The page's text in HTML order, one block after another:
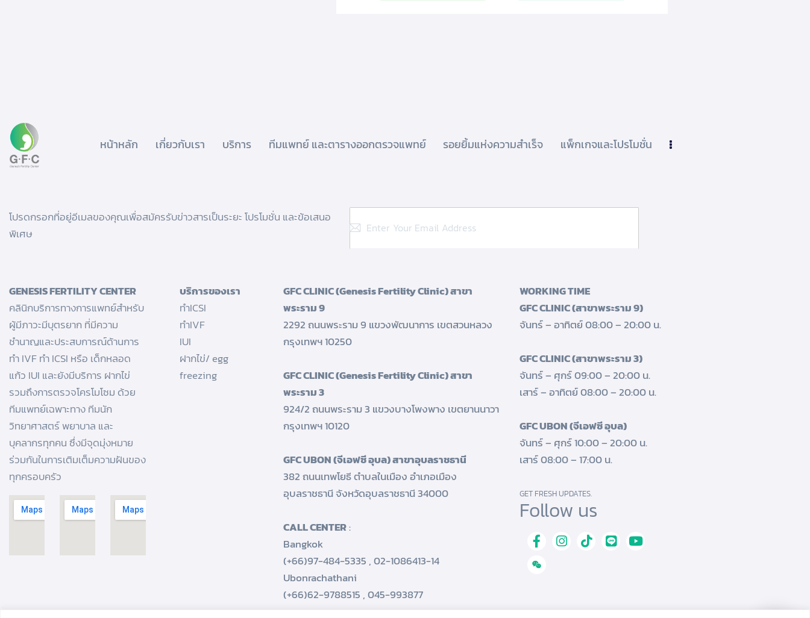
หน้าหลัก เกี่ยวกับเรา บริการ ทีมแพทย์ และตารางออกตรวจแพทย์ รอยยิ้มแห่งความสำเร็จ แพ็กเกจและโปรโมชั่น
โปรดกรอกที่อยู่อีเมลของคุณเพื่อสมัครรับข่าวสารเป็นระยะ โปรโมชั่น และข้อเสนอ
พิเศษ
GENESIS FERTILITY CENTER
คลินิกบริการทางการแพทย์สำหรับ
ผู้มีภาวะมีบุตรยาก ที่มีความ
ชำนาญและประสบการณ์ด้านการ
ทํา IVFทำ ICSI หรือ เด็กหลอด
แก้ว IUI และยังมีบริการ ฝากไข่
รวมถึงการตรวจโครโมโซม ด้วย
ทีมแพทย์เฉพาะทาง ทีมนัก
วิทยาศาสตร์ พยาบาล และ
บุคลากรทุกคน ซึ่งมีจุดมุ่งหมาย
ร่วมกันในการเติมเต็มความฝันของ
ทุกครอบครัว
บริการของเรา
ทำICSI
ทำIVF
IUI
ฝากไข่/ egg
freezing
GFC CLINIC (Genesis Fertility Clinic) สาขา
พระราม 9
2292 ถนนพระราม 9 แขวงพัฒนาการ เขตสวนหลวง
กรุงเทพฯ 10250
GFC CLINIC (Genesis Fertility Clinic) สาขา
พระราม 3
924/2 ถนนพระราม 3 แขวงบางโพงพาง เขตยานนาวา
กรุงเทพฯ 10120
GFC UBON (จีเอฟซี อุบล) สาขาอุบลราชธานี
382 ถนนเทพโยธี ตำบลในเมือง อำเภอเมือง
อุบลราชธานี จังหวัดอุบลราชธานี 34000
CALL CENTER:
Bangkok
(+66)97-484-5335 ,02-1086413-14
Ubonrachathani
(+66)62-9788515 ,045-993877
WORKING TIME
GFC CLINIC (สาขาพระราม 9)
จันทร์ – อาทิตย์ 08:00 – 20:00 น.
GFC CLINIC (สาขาพระราม 3)
จันทร์ – ศุกร์ 09:00 – 20:00 น.
เสาร์ – อาทิตย์ 08:00 – 20:00 น.
GFC UBON (จีเอฟซี อุบล)
จันทร์ – ศุกร์ 10:00 – 20:00 น.
เสาร์ 08:00 – 17:00 น.
GET FRESH UPDATES.
Follow us